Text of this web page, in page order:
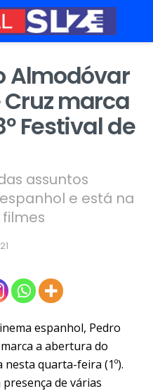
Almodóvar
marca
Festival de
assuntos
e está na
espanhol, Pedro
a abertura do
nesta quarta-feira (1º).
de várias